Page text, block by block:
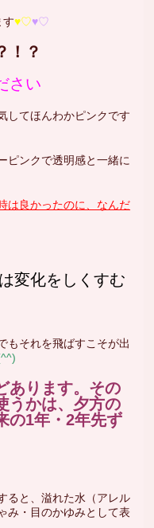
す♥♡♥♡
！？
さい
してほんわかピンクです
ピンクで透明感と一緒に
は良かったのに、なんだ
変化をしくすむ
もそれを飛ばすこそが出
あります。その
うかは、夕方の
の1年・2年先ず
ると、溢れた水（アレル
み・目のかゆみとして表